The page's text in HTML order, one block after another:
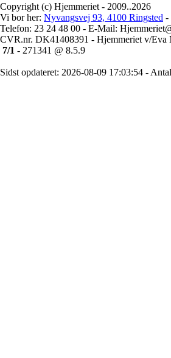
Copyright (c) Hjemmeriet - 2009..2026
Vi bor her: Nyvangsvej 93, 4100 Ringsted -
Telefon: 23 24 48 00 - E-Mail:
CVR.nr. DK41408391 - Hjemmeriet v/Eva
7/1 - 271341 @ 8.5.9
Sidst opdateret: 2026-08-09 17:03:54 -